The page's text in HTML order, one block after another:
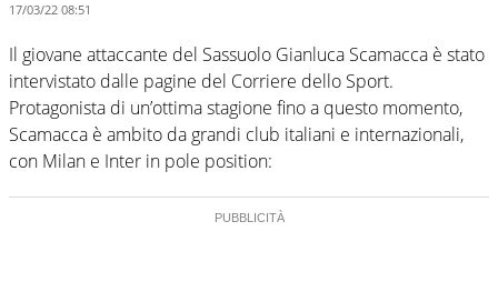
17/03/22 08:51
Il giovane attaccante del Sassuolo Gianluca Scamacca è stato
intervistato dalle pagine del Corriere dello Sport.
Protagonista di un’ottima stagione fino a questo momento,
Scamacca è ambito da grandi club italiani e internazionali,
con Milan e Inter in pole position: